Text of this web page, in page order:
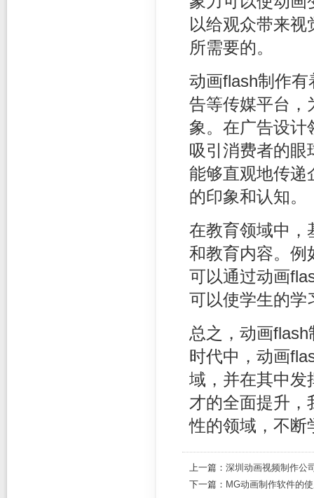
以给观众带来
所需要的。
动画flash制作
告等传媒平台，
象。在广告设计
吸引消费者的眼
能够直观地传递
的印象和认知。
在教育领域中，
和教育内容。例
可以通过动画
可以使学生的学
总之，动画
时代中，动画
域，并在其中发
才的全面提升，
性的领域，不断
上一篇： 深圳动画视频制作公
下一篇： MG动画制作软件的